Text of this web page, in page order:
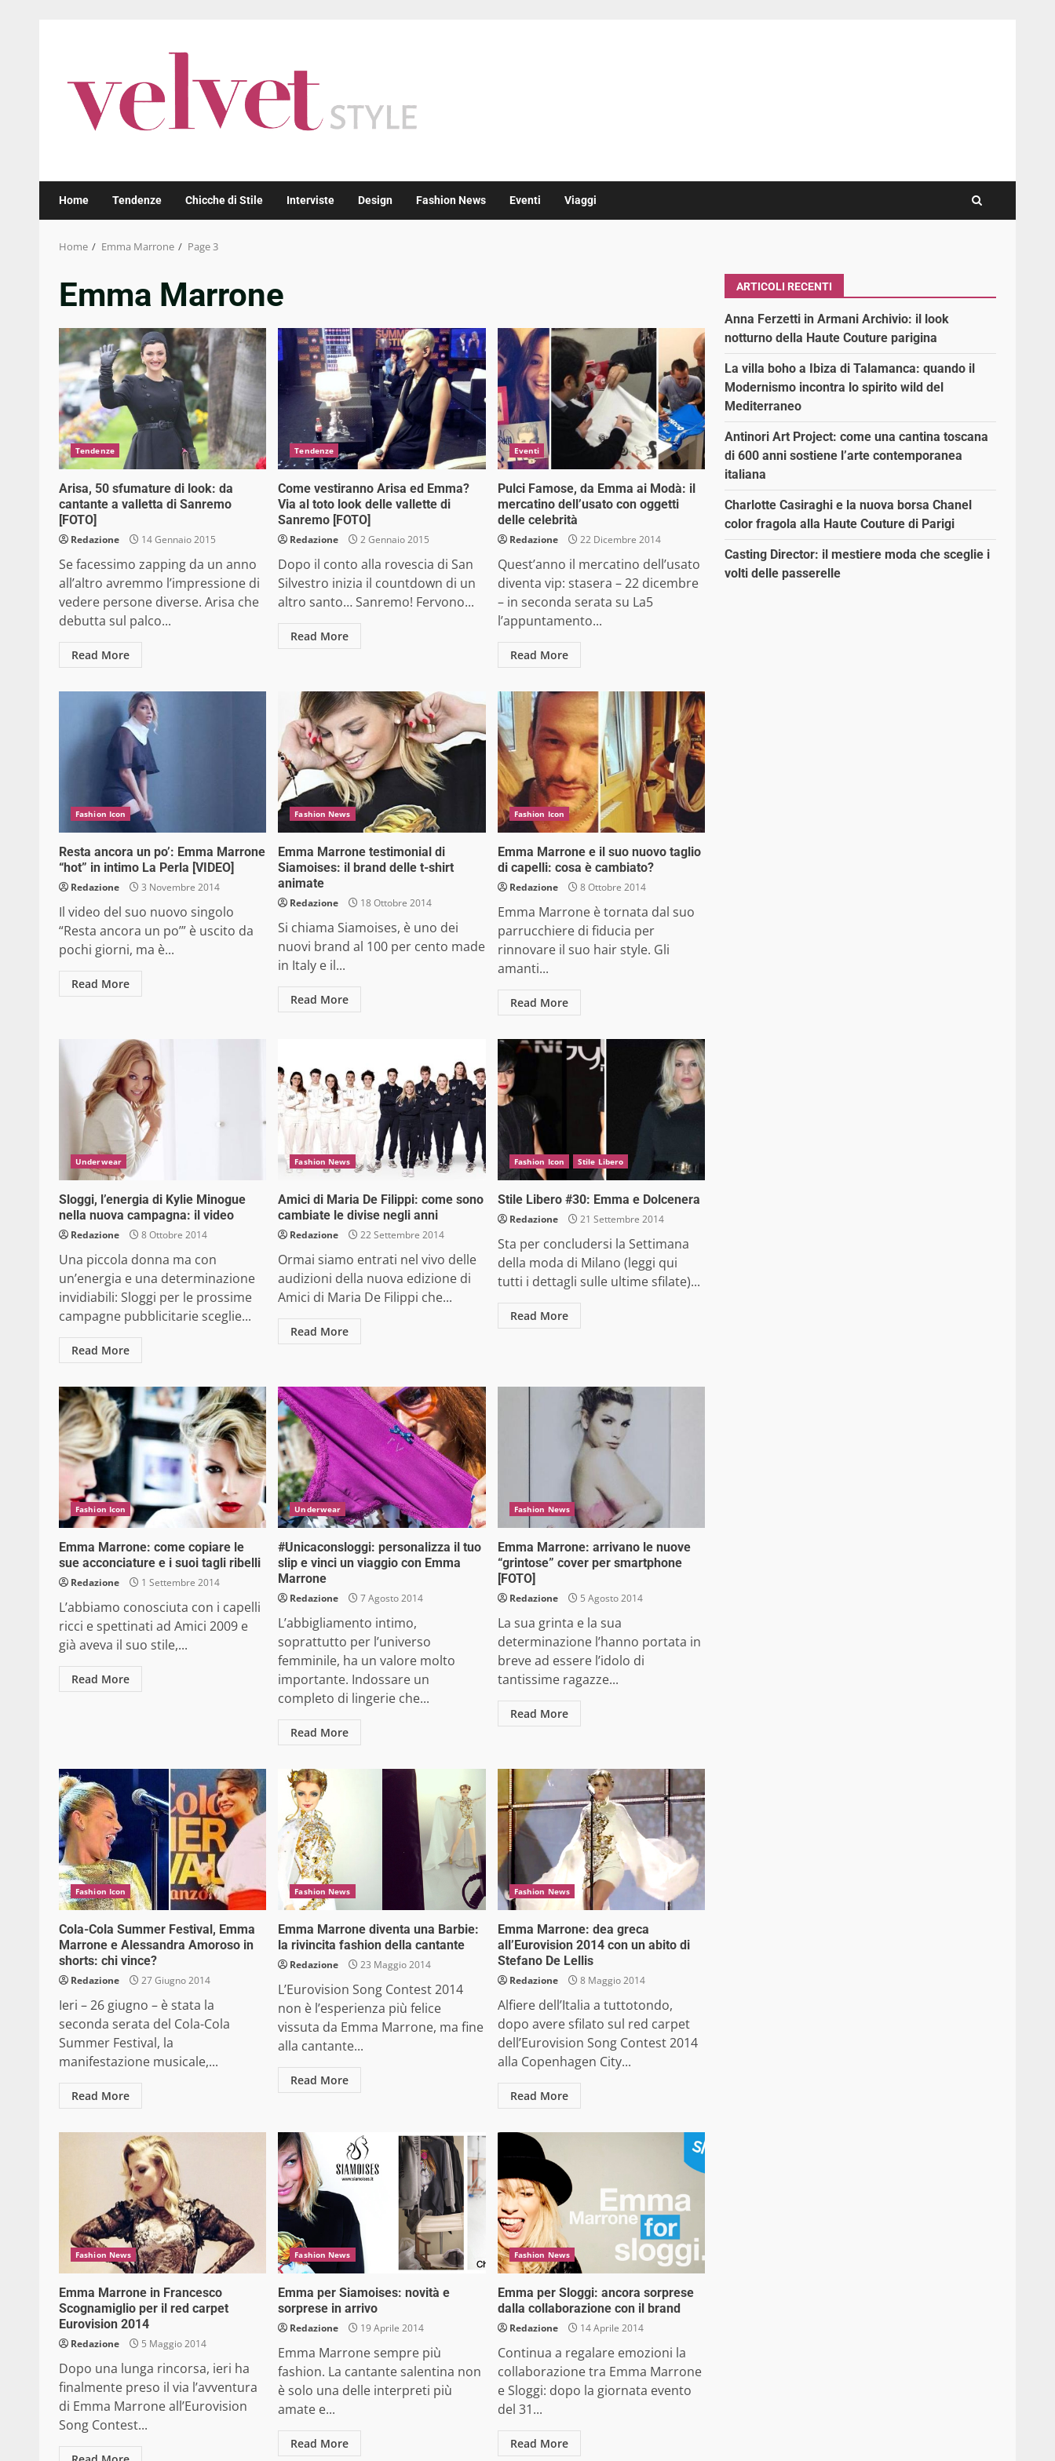
Home Tendenze Chicche di Stile Interviste Design Fashion News Eventi Viaggi
Home Emma Marrone Page 3
Emma Marrone
Tendenze
Arisa, 50 sfumature di look: da
cantante a valletta di Sanremo
[FOTO]
Redazione 14 Gennaio 2015
Se facessimo zapping da un anno
all’altro avremmo l’impressione di
vedere persone diverse. Arisa che
debutta sul palco...
Read More
Tendenze
Come vestiranno Arisa ed Emma?
Via al toto look delle vallette di
Sanremo [FOTO]
Redazione 2 Gennaio 2015
Dopo il conto alla rovescia di San
Silvestro inizia il countdown di un
altro santo… Sanremo! Fervono...
Read More
Eventi
Pulci Famose, da Emma ai Modà: il
mercatino dell’usato con oggetti
delle celebrità
Redazione 22 Dicembre 2014
Quest’anno il mercatino dell’usato
diventa vip: stasera – 22 dicembre
– in seconda serata su La5
l’appuntamento...
Read More
Fashion Icon
Resta ancora un po’: Emma Marrone
“hot” in intimo La Perla [VIDEO]
Redazione 3 Novembre 2014
Il video del suo nuovo singolo
“Resta ancora un po’” è uscito da
pochi giorni, ma è...
Read More
Fashion News
Emma Marrone testimonial di
Siamoises: il brand delle t-shirt
animate
Redazione 18 Ottobre 2014
Si chiama Siamoises, è uno dei
nuovi brand al 100 per cento made
in Italy e il...
Read More
Fashion Icon
Emma Marrone e il suo nuovo taglio
di capelli: cosa è cambiato?
Redazione 8 Ottobre 2014
Emma Marrone è tornata dal suo
parrucchiere di fiducia per
rinnovare il suo hair style. Gli
amanti...
Read More
Underwear
Sloggi, l’energia di Kylie Minogue
nella nuova campagna: il video
Redazione 8 Ottobre 2014
Una piccola donna ma con
un’energia e una determinazione
invidiabili: Sloggi per le prossime
campagne pubblicitarie sceglie...
Read More
Fashion News
Amici di Maria De Filippi: come sono
cambiate le divise negli anni
Redazione 22 Settembre 2014
Ormai siamo entrati nel vivo delle
audizioni della nuova edizione di
Amici di Maria De Filippi che...
Read More
Fashion Icon Stile Libero
Stile Libero #30: Emma e Dolcenera
Redazione 21 Settembre 2014
Sta per concludersi la Settimana
della moda di Milano (leggi qui
tutti i dettagli sulle ultime sfilate)...
Read More
Fashion Icon
Emma Marrone: come copiare le
sue acconciature e i suoi tagli ribelli
Redazione 1 Settembre 2014
L’abbiamo conosciuta con i capelli
ricci e spettinati ad Amici 2009 e
già aveva il suo stile,...
Read More
Underwear
#Unicaconsloggi: personalizza il tuo
slip e vinci un viaggio con Emma
Marrone
Redazione 7 Agosto 2014
L’abbigliamento intimo,
soprattutto per l’universo
femminile, ha un valore molto
importante. Indossare un
completo di lingerie che...
Read More
Fashion News
Emma Marrone: arrivano le nuove
“grintose” cover per smartphone
[FOTO]
Redazione 5 Agosto 2014
La sua grinta e la sua
determinazione l’hanno portata in
breve ad essere l’idolo di
tantissime ragazze...
Read More
Fashion Icon
Cola-Cola Summer Festival, Emma
Marrone e Alessandra Amoroso in
shorts: chi vince?
Redazione 27 Giugno 2014
Ieri – 26 giugno – è stata la
seconda serata del Cola-Cola
Summer Festival, la
manifestazione musicale,...
Read More
Fashion News
Emma Marrone diventa una Barbie:
la rivincita fashion della cantante
Redazione 23 Maggio 2014
L’Eurovision Song Contest 2014
non è l’esperienza più felice
vissuta da Emma Marrone, ma fine
alla cantante...
Read More
Fashion News
Emma Marrone: dea greca
all’Eurovision 2014 con un abito di
Stefano De Lellis
Redazione 8 Maggio 2014
Alfiere dell’Italia a tuttotondo,
dopo avere sfilato sul red carpet
dell’Eurovision Song Contest 2014
alla Copenhagen City...
Read More
Fashion News
Emma Marrone in Francesco
Scognamiglio per il red carpet
Eurovision 2014
Redazione 5 Maggio 2014
Dopo una lunga rincorsa, ieri ha
finalmente preso il via l’avventura
di Emma Marrone all’Eurovision
Song Contest...
Fashion News
Emma per Siamoises: novità e
sorprese in arrivo
Redazione 19 Aprile 2014
Emma Marrone sempre più
fashion. La cantante salentina non
è solo una delle interpreti più
amate e...
Read More
Fashion News
Emma per Sloggi: ancora sorprese
dalla collaborazione con il brand
Redazione 14 Aprile 2014
Continua a regalare emozioni la
collaborazione tra Emma Marrone
e Sloggi: dopo la giornata evento
del 31...
Read More
ARTICOLI RECENTI
Anna Ferzetti in Armani Archivio: il look
notturno della Haute Couture parigina
La villa boho a Ibiza di Talamanca: quando il
Modernismo incontra lo spirito wild del
Mediterraneo
Antinori Art Project: come una cantina toscana
di 600 anni sostiene l’arte contemporanea
italiana
Charlotte Casiraghi e la nuova borsa Chanel
color fragola alla Haute Couture di Parigi
Casting Director: il mestiere moda che sceglie i
volti delle passerelle